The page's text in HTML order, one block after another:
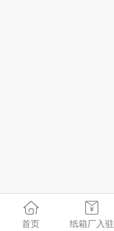
首页 纸箱厂入驻